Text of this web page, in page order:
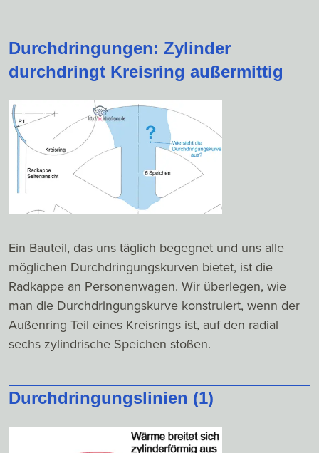
Durchdringungen: Zylinder
durchdringt Kreisring außermittig
Ein Bauteil, das uns täglich begegnet und uns alle
möglichen Durchdringungskurven bietet, ist die
Radkappe an Personenwagen. Wir überlegen, wie
man die Durchdringungskurve konstruiert, wenn der
Außenring Teil eines Kreisrings ist, auf den radial
sechs zylindrische Speichen stoßen.
Durchdringungslinien (1)